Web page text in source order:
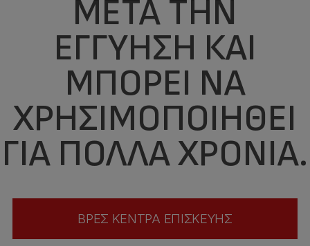
ΜΕΤΆ ΤΗΝ
ΕΓΓΎΗΣΗ ΚΑΙ
ΜΠΟΡΕΊ ΝΑ
ΧΡΗΣΙΜΟΠΟΙΗΘΕΊ
ΓΙΑ ΠΟΛΛΆ ΧΡΌΝΙΑ.
ΒΡΕΣ ΚΕΝΤΡΑ ΕΠΙΣΚΕΥΗΣ